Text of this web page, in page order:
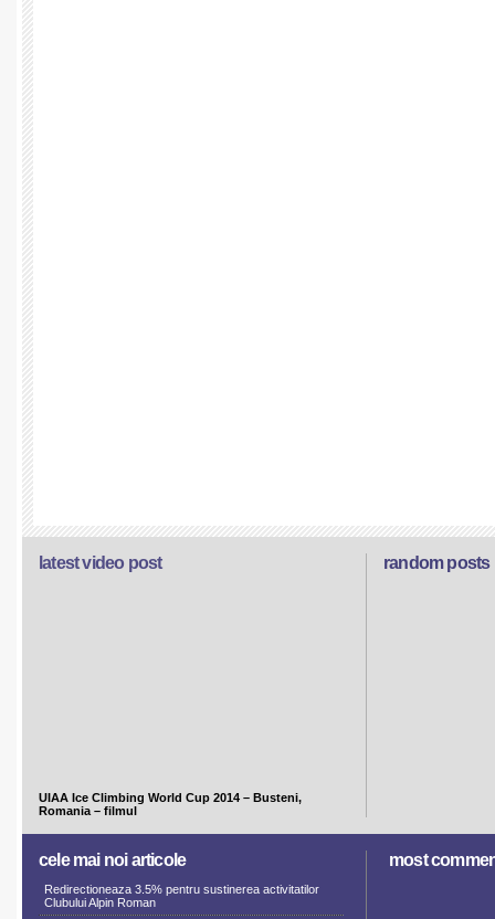
random posts
latest video post
UIAA Ice Climbing World Cup 2014 – Busteni,
Romania – filmul
cele mai noi articole
Redirectioneaza 3.5% pentru sustinerea activitatilor
Clubului Alpin Roman
most